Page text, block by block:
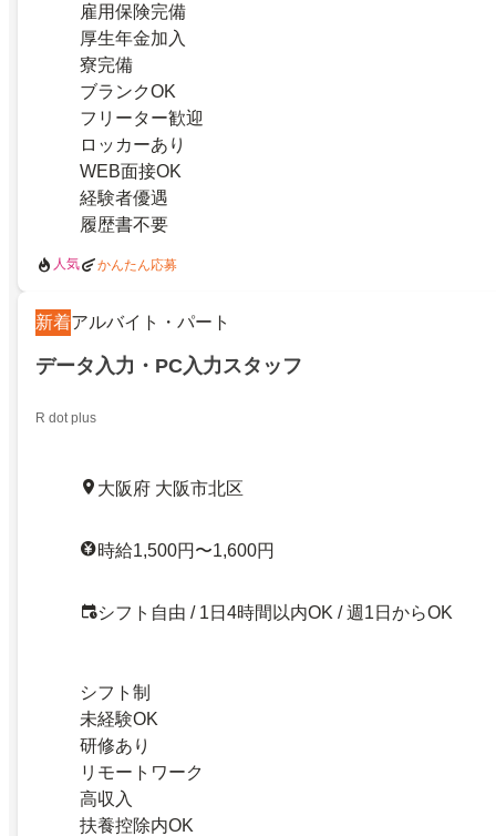
雇用保険完備
厚生年金加入
寮完備
ブランクOK
フリーター歓迎
ロッカーあり
WEB面接OK
経験者優遇
履歴書不要
人気 かんたん応募
新着アルバイト・パート
データ入力・PC入力スタッフ
R dot plus
大阪府 大阪市北区
時給1,500円〜1,600円
シフト自由 / 1日4時間以内OK / 週1日からOK
シフト制
未経験OK
研修あり
リモートワーク
高収入
扶養控除内OK